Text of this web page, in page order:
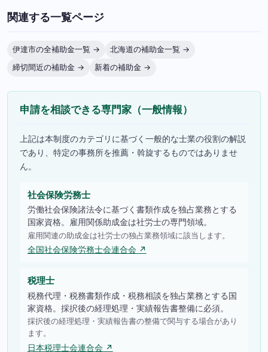
関連する一覧ページ
伊達市の全補助金一覧 →
北海道の補助金一覧 →
締切間近の補助金 →
新着の補助金 →
申請を相談できる専門家（一般情報）
上記は本制度のカテゴリに基づく一般的な士業の役割の解説
であり、特定の事務所を推薦・斡旋するものではありませ
ん。
社会保険労務士
労働社会保険諸法令に基づく書類作成を独占業務とする
国家資格。雇用関係助成金は社労士の専門領域。
雇用関連の助成金は社労士の独占業務領域に該当します。
全国社会保険労務士会連合会 ↗
税理士
税務代理・税務書類作成・税務相談を独占業務とする国
家資格。採択後の経理処理・実績報告書整備に必須。
採択後の経理処理・実績報告書の整備で関与する場合があり
ます。
日本税理士会連合会 ↗